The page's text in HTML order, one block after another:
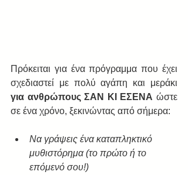
Πρόκειται για ένα πρόγραμμα που έχει
για ανθρώπους ΣΑΝ ΚΙ ΕΣΕΝΑ ώστε
σε ένα χρόνο, ξεκινώντας από σήμερα:
Να γράψεις ένα καταπληκτικό
μυθιστόρημα (το πρώτο ή το
επόμενό σου!)